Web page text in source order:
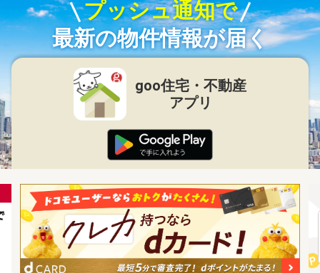
プッシュ通知で
最新の物件情報が届く
goo住宅・不動産
アプリ